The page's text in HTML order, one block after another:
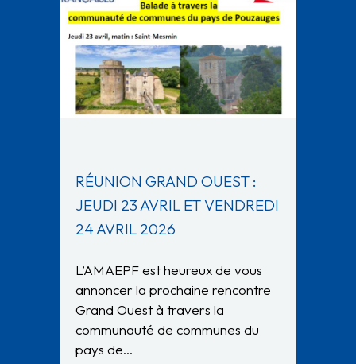
RÉUNION GRAND OUEST :
JEUDI 23 AVRIL ET VENDREDI
24 AVRIL 2026
L’AMAEPF est heureux de vous
annoncer la prochaine rencontre
Grand Ouest à travers la
communauté de communes du
pays de…